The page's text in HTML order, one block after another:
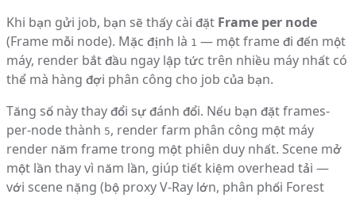
Khi bạn gửi job, bạn sẽ thấy cài đặt Frame per node
(Frame mỗi node). Mặc định là 1 — một frame đi đến một
máy, render bắt đầu ngay lập tức trên nhiều máy nhất có
thể mà hàng đợi phân công cho job của bạn.
Tăng số này thay đổi sự đánh đổi. Nếu bạn đặt frames-
per-node thành 5, render farm phân công một máy
render năm frame trong một phiên duy nhất. Scene mở
một lần thay vì năm lần, giúp tiết kiệm overhead tải —
với scene nặng (bộ proxy V-Ray lớn, phân phối Forest